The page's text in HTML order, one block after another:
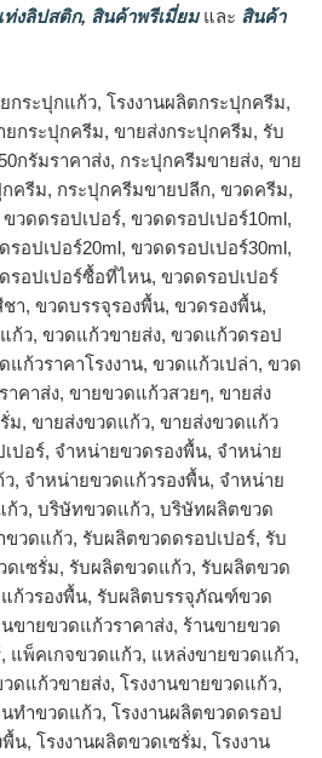
ท่งลิปสติก, สินค้าพรีเมี่ยมและ สินค้า
กระปุกแก้ว, โรงงานผลิตกระปุกครีม,
กระปุกครีม, ขายส่งกระปุกครีม, รับ
กรัมราคาส่ง, กระปุกครีมขายส่ง, ขาย
ครีม, กระปุกครีมขายปลีก, ขวดครีม,
วดดรอปเปอร์, ขวดดรอปเปอร์10ml,
อปเปอร์20ml, ขวดดรอปเปอร์30ml,
รอปเปอร์ซื้อที่ไหน, ขวดดรอปเปอร์
า, ขวดบรรจุรองพื้น, ขวดรองพื้น,
ก้ว, ขวดแก้วขายส่ง, ขวดแก้วดรอป
แก้วราคาโรงงาน, ขวดแก้วเปล่า, ขวด
าคาส่ง, ขายขวดแก้วสวยๆ, ขายส่ง
ม, ขายส่งขวดแก้ว, ขายส่งขวดแก้ว
ปอร์, จำหน่ายขวดรองพื้น, จำหน่าย
, จำหน่ายขวดแก้วรองพื้น, จําหน่าย
ว, บริษัทขวดแก้ว, บริษัทผลิตขวด
วดแก้ว, รับผลิตขวดดรอปเปอร์, รับ
เซรั่ม, รับผลิตขวดแก้ว, รับผลิตขวด
ก้วรองพื้น, รับผลิตบรรจุภัณฑ์ขวด
ขายขวดแก้วราคาส่ง, ร้านขายขวด
แพ็คเกจขวดแก้ว, แหล่งขายขวดแก้ว,
ดแก้วขายส่ง, โรงงานขายขวดแก้ว,
นทําขวดแก้ว, โรงงานผลิตขวดดรอป
น, โรงงานผลิตขวดเซรั่ม, โรงงาน